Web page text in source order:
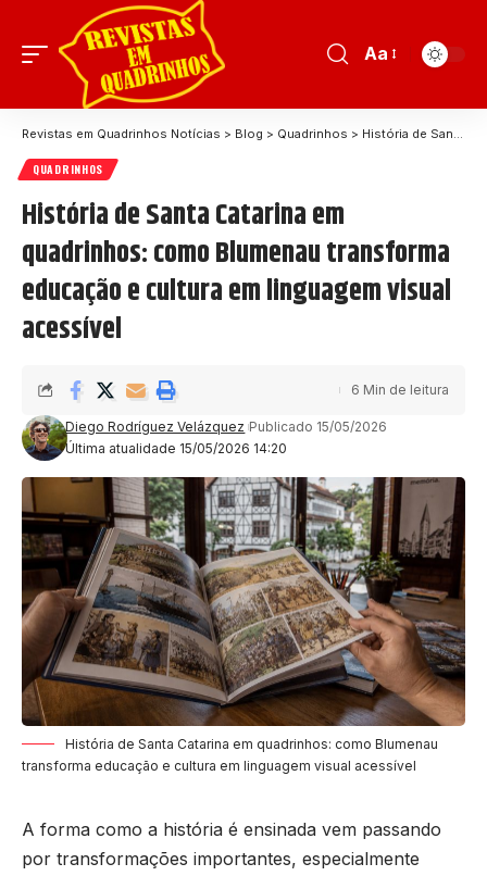
Aa
Revistas em Quadrinhos Notícias > Blog > Quadrinhos > História de Santa Catarina em quadrinhos: como Blumenau transforma educação e cultura em linguagem visual acessível
QUADRINHOS
História de Santa Catarina em
quadrinhos: como Blumenau transforma
educação e cultura em linguagem visual
acessível
Última atualidade 15/05/2026 14:20
Diego Rodríguez Velázquez Publicado 15/05/2026
6 Min de leitura
História de Santa Catarina em quadrinhos: como Blumenau
transforma educação e cultura em linguagem visual acessível
A forma como a história é ensinada vem passando
por transformações importantes, especialmente